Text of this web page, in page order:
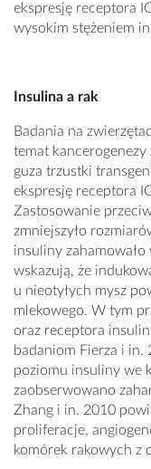
ekspresję receptora
wysokim stężeniem
Insulina a rak
Badania na
temat
guza trzustki
ekspresję receptora
Zastosowanie
zmniejszyło
insuliny
wskazują, że
u nieotyłych mysz
mlekowego. W tym
oraz receptora
badaniom Fierza i in.
poziomu insuliny we
zaobserwowano
Zhang i in. 2010
proliferacje,
komórek rakowych z